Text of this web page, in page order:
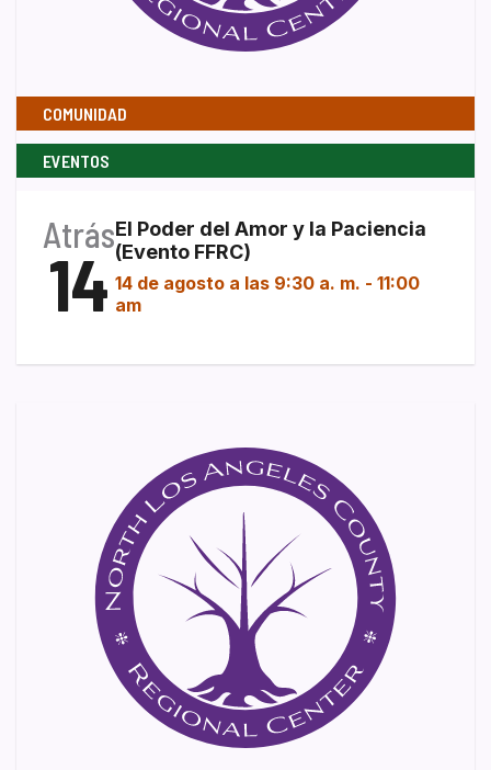
COMUNIDAD
EVENTOS
Atrás
14
El Poder del Amor y la Paciencia
(Evento FFRC)
14 de agosto a las 9:30 a. m. - 11:00
am